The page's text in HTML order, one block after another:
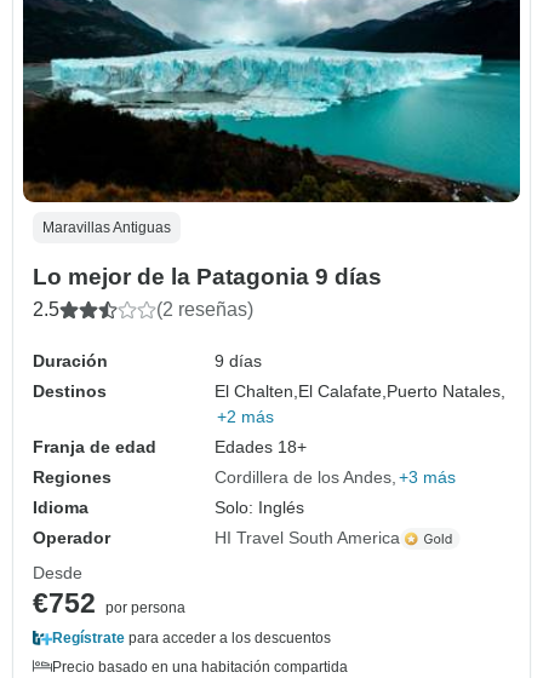
Maravillas Antiguas
Lo mejor de la Patagonia 9 días
2.5 (2 reseñas)
Duración
9 días
Destinos
El Chalten, El Calafate, Puerto Natales,
+2 más
Franja de edad
Edades 18+
Regiones
Cordillera de los Andes +3 más
Idioma
Solo: Inglés
Operador
HI Travel South America
Desde
€752
por persona
Regístrate para acceder a los descuentos
Precio basado en una habitación compartida